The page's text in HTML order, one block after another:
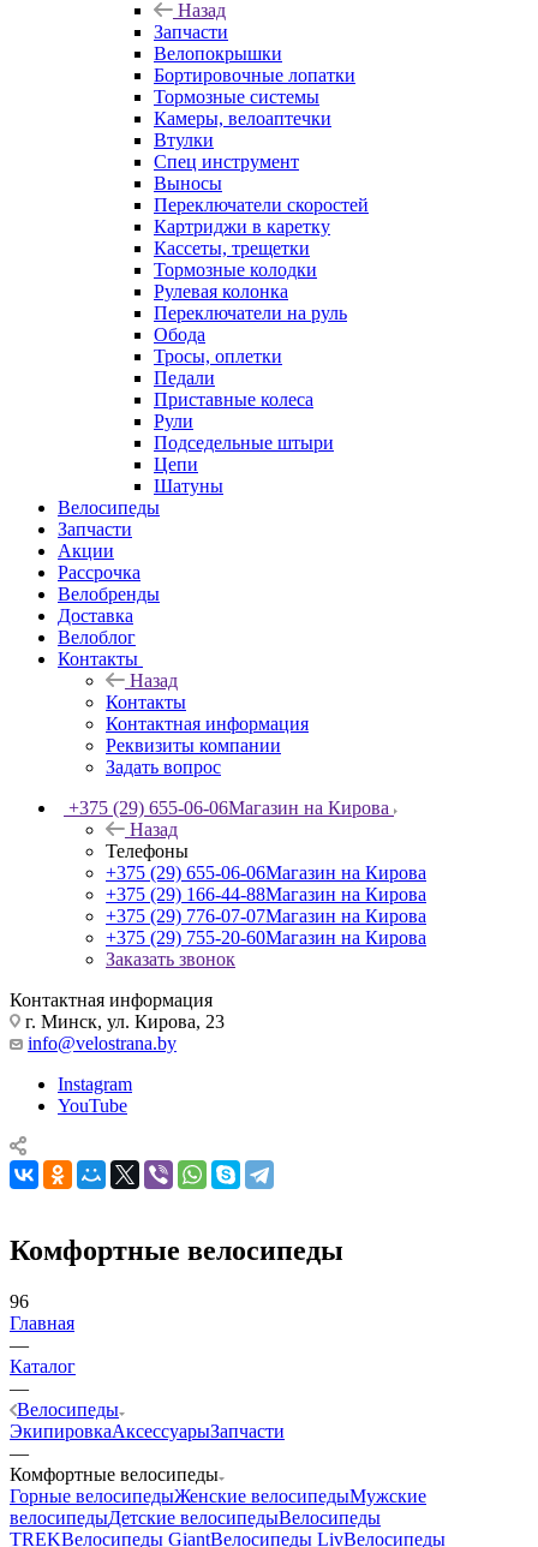
Назад
Запчасти
Велопокрышки
Бортировочные лопатки
Тормозные системы
Камеры, велоаптечки
Втулки
Спец инструмент
Выносы
Переключатели скоростей
Картриджи в каретку
Кассеты, трещетки
Тормозные колодки
Рулевая колонка
Переключатели на руль
Обода
Тросы, оплетки
Педали
Приставные колеса
Рули
Подседельные штыри
Цепи
Шатуны
Велосипеды
Запчасти
Акции
Рассрочка
Велобренды
Доставка
Велоблог
Контакты
Назад
Контакты
Контактная информация
Реквизиты компании
Задать вопрос
+375 (29) 655-06-06Магазин на Кирова
Назад
Телефоны
+375 (29) 655-06-06Магазин на Кирова
+375 (29) 166-44-88Магазин на Кирова
+375 (29) 776-07-07Магазин на Кирова
+375 (29) 755-20-60Магазин на Кирова
Заказать звонок
Контактная информация
г. Минск, ул. Кирова, 23
info@velostrana.by
Instagram
YouTube
Комфортные велосипеды
96
Главная
—
Каталог
—
Велосипеды
ЭкипировкаАксессуарыЗапчасти
—
Комфортные велосипеды
Горные велосипедыЖенские велосипедыМужские
велосипедыДетские велосипедыВелосипеды
TREKВелосипеды GiantВелосипеды LivВелосипеды